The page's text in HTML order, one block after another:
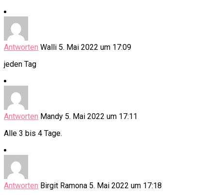
Antworten Walli 5. Mai 2022 um 17:09
jeden Tag
Antworten Mandy 5. Mai 2022 um 17:11
Alle 3 bis 4 Tage.
Antworten Birgit Ramona 5. Mai 2022 um 17:18